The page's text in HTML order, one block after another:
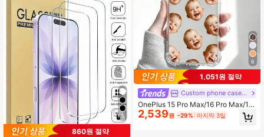
4
860원 절약
6
1,051원 절약
Custom phone case shop
OnePlus 15 Pro Max/16 Pro Max/17
Pro Max/17 Air, S24 Ultra 등 OnePlu
s 모델과 호환되는 맞춤형 강화유리
2,539원 -29% 마지막 3일